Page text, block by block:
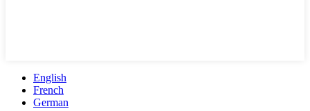
English
French
German